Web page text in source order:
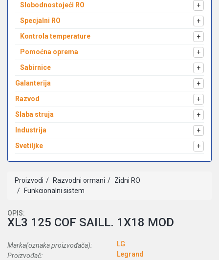
Slobodnostojeći RO
+
Specjalni RO
+
Kontrola temperature
+
Pomoćna oprema
+
Sabirnice
+
Galanterija
+
Razvod
+
Slaba struja
+
Industrija
+
Svetiljke
+
Proizvodi Razvodni ormani
Zidni RO
Funkcionalni sistem
OPIS:
XL3 125 COF SAILL. 1X18 MOD
Marka(oznaka proizvođača):
LG
Proizvođač:
Legrand